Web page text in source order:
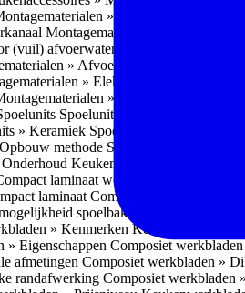
» Flexibele (ronde)
Montagematerialen »
(vuil) afvoerwater sifons
» Afvoerpluggen t.b.v.
» Elektra aansluitmateriaal
» Combiregelaar
Spoelunits » Types/soorten
» Keramiek Spoelunits » Tegelbakken
methode Spoelunits »
Keukenwerkbladen
laminaat werkbladen » Nadelen
laminaat Compact laminaat
spoelbak Compact laminaat
» Kenmerken
» Eigenschappen Composiet
afmetingen Composiet werkbladen »
randafwerking Composiet werkbladen